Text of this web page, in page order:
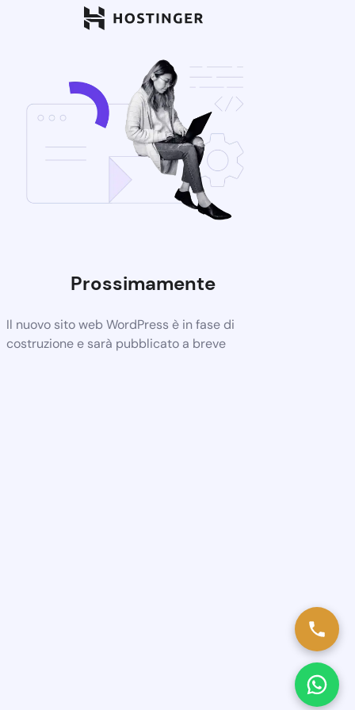
Prossimamente
Il nuovo sito web WordPress è in fase di
costruzione e sarà pubblicato a breve